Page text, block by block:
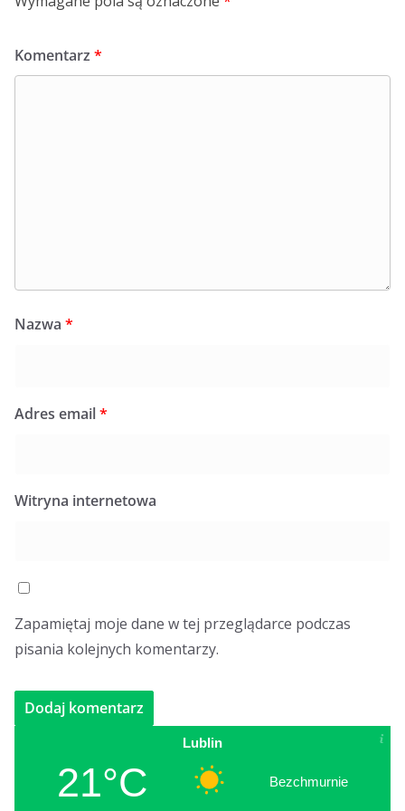
Komentarz *
Nazwa *
Adres email*
Witryna internetowa
Zapamiętaj moje dane w tej przeglądarce podczas
pisania kolejnych komentarzy.
Lublin
21°C Bezchmurnie